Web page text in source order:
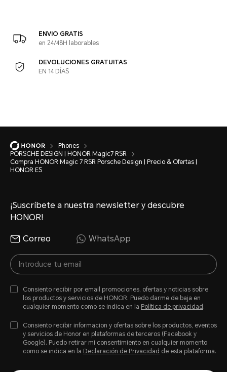
ENVIO GRATIS
en 24/48H laborables
DEVOLUCIONES GRATUITAS
EN 14 DÍAS
Phones
PORSCHE DESIGN | HONOR Magic7 RSR
Compra HONOR Magic 7 RSR Porsche Design | Precio & Ofertas |
HONOR ES
¡Suscríbete a nuestra newsletter y descubre
HONOR!
Correo WhatsApp
Consiento recibir por email promociones, ofertas y noticias sobre
los productos y servicios de HONOR. Puedo darme de baja en
cualquier momento como se indica en la Política de privacidad .
Consiento recibir informacion y ofertas sobre los productos, eventos
y servicios de Honor en plataformas de terceros (Facebook y
Google). Puedo retirar mi consentimiento en cualquier momento
como se indica en la Declaración de Privacidad de esta plataforma.